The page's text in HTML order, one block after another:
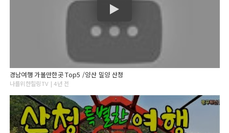
경남여행 가볼만한곳 Top5 /양산 밀양 산청
나를위한힐링TV | 4년 전